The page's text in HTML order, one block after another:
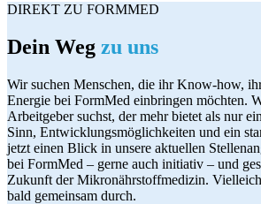
DIREKT ZU FORMMED
Dein Weg zu uns
Wir suchen Menschen, die ihr Know-how,
Energie bei FormMed einbringen möchten.
Arbeitgeber suchst, der mehr bietet als nur
Sinn, Entwicklungsmöglichkeiten und ein
jetzt einen Blick in unsere aktuellen
bei FormMed – gerne auch initiativ – und
Zukunft der Mikronährstoffmedizin.
bald gemeinsam durch.